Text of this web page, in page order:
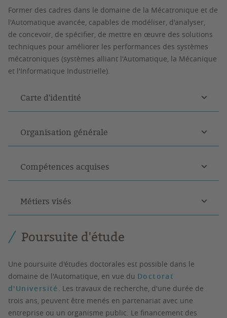
Former des cadres dans le domaine de la Mécatronique et de
l'Automatique avancée, capables de modéliser, d'analyser,
de concevoir, de spécifier, de mettre en œuvre des solutions
techniques pour améliorer les performances des systèmes
mécatroniques (systèmes alliant l'Automatique, la Mécanique
et l'Informatique Industrielle).
Carte d'identité
Organisation générale
Compétences acquises
Métiers visés
Poursuite d'étude
Une poursuite d'études doctorales est possible dans le
domaine de l'Automatique, en vue du Doctorat
d'Université. Les travaux de recherche, d'une durée de
trois ans, peuvent être menés en partenariat avec une
entreprise ou un organisme public. Le financement des